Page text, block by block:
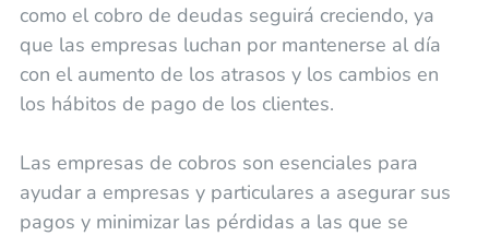
como el cobro de deudas seguirá creciendo, ya
que las empresas luchan por mantenerse al día
con el aumento de los atrasos y los cambios en
los hábitos de pago de los clientes.
Las empresas de cobros son esenciales para
ayudar a empresas y particulares a asegurar sus
pagos y minimizar las pérdidas a las que se